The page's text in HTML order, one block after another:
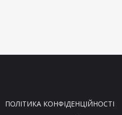
ПОЛІТИКА КОНФІДЕНЦІЙНОСТІ